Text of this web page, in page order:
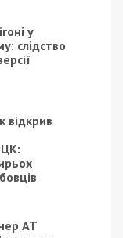
2026 - 19:00
російські
постраждали
виникли